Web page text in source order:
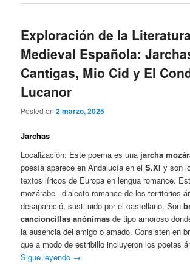
Exploración de la Literatura
Medieval Española:
Cantigas, Mio Cid y El
Lucanor
Posted on2 marzo, 2025
Jarchas
Localización: Este poema es una jarcha
poesía aparece en Andalucía en elS.XI y son
textos líricos de Europa en lengua romance.
mozárabe –dialecto romance de los territorios
desapareció, sustituido por el castellano. Son
cancioncillas anónimas de tipo amoroso
la ausencia del amigo o amado. Consisten en
que a modo de estribillo incluyeron los poetas
Sigue leyendo →